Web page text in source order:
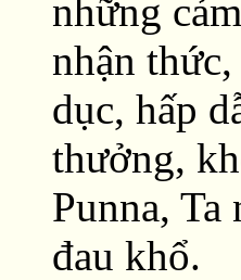
những
nhận
dục, hấp
thưởng,
Punna,
đau khổ.